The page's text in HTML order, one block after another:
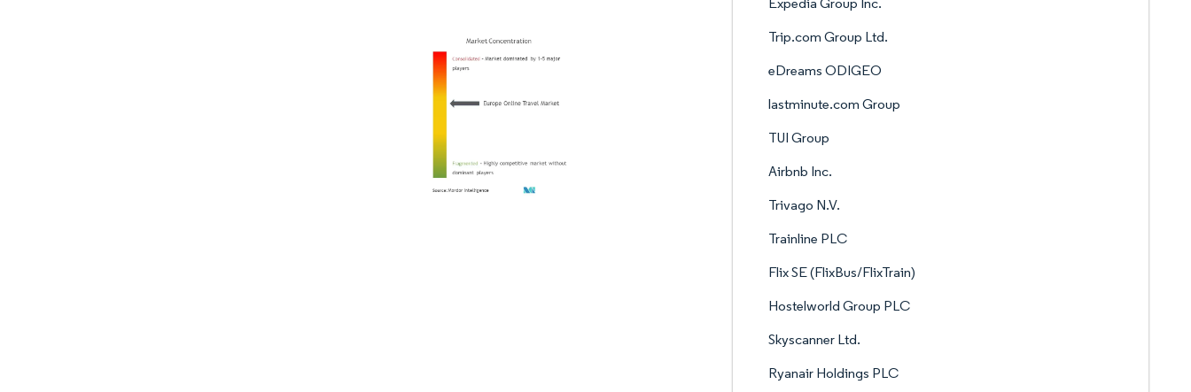
Trip.com Group Ltd.
eDreams ODIGEO
lastminute.com Group
TUI Group
Airbnb Inc.
Trivago N.V.
Trainline PLC
Flix SE (FlixBus/FlixTrain)
Hostelworld Group PLC
Skyscanner Ltd.
Ryanair Holdings PLC